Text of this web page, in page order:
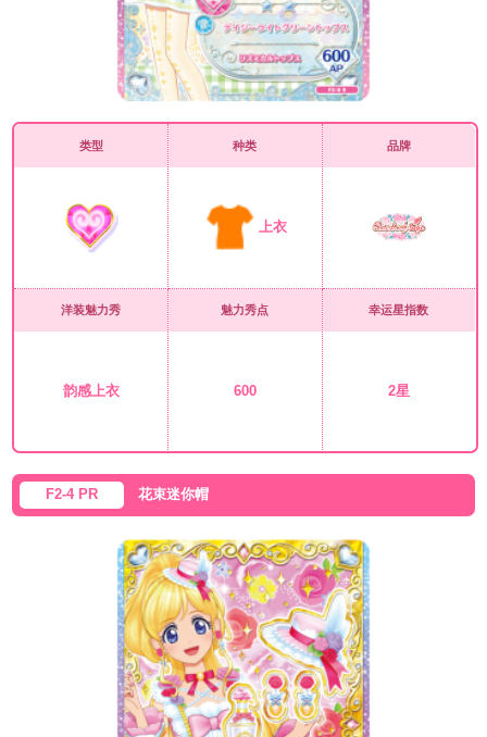
类型 种类
上衣
品牌
洋装魅力秀
韵感上衣
魅力秀点
600
幸运星指数
2星
F2-4 PR 花束迷你帽